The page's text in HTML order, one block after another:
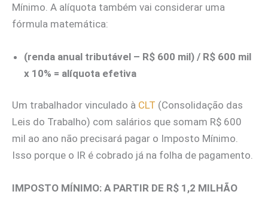
Mínimo. A alíquota também vai considerar uma
fórmula matemática:
(renda anual tributável – R$ 600 mil) / R$ 600 mil
x 10% = alíquota efetiva
Um trabalhador vinculado à CLT (Consolidação das
Leis do Trabalho) com salários que somam R$ 600
mil ao ano não precisará pagar o Imposto Mínimo.
Isso porque o IR é cobrado já na folha de pagamento.
IMPOSTO MÍNIMO: A PARTIR DE R$ 1,2 MILHÃO